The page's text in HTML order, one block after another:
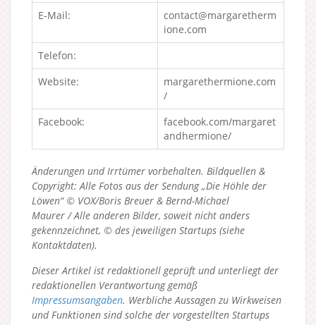
E-Mail:
contact@margaretherm
ione.com
Telefon:
Website:
margarethermione.com
/
Facebook:
facebook.com/margaret
andhermione/
Änderungen und Irrtümer vorbehalten. Bildquellen &
Copyright: Alle Fotos aus der Sendung „Die Höhle der
Löwen“ © VOX/Boris Breuer & Bernd-Michael
Maurer / Alle anderen Bilder, soweit nicht anders
gekennzeichnet, © des jeweiligen Startups (siehe
Kontaktdaten).
Dieser Artikel ist redaktionell geprüft und unterliegt der
redaktionellen Verantwortung gemäß
Impressumsangaben. Werbliche Aussagen zu Wirkweisen
und Funktionen sind solche der vorgestellten Startups